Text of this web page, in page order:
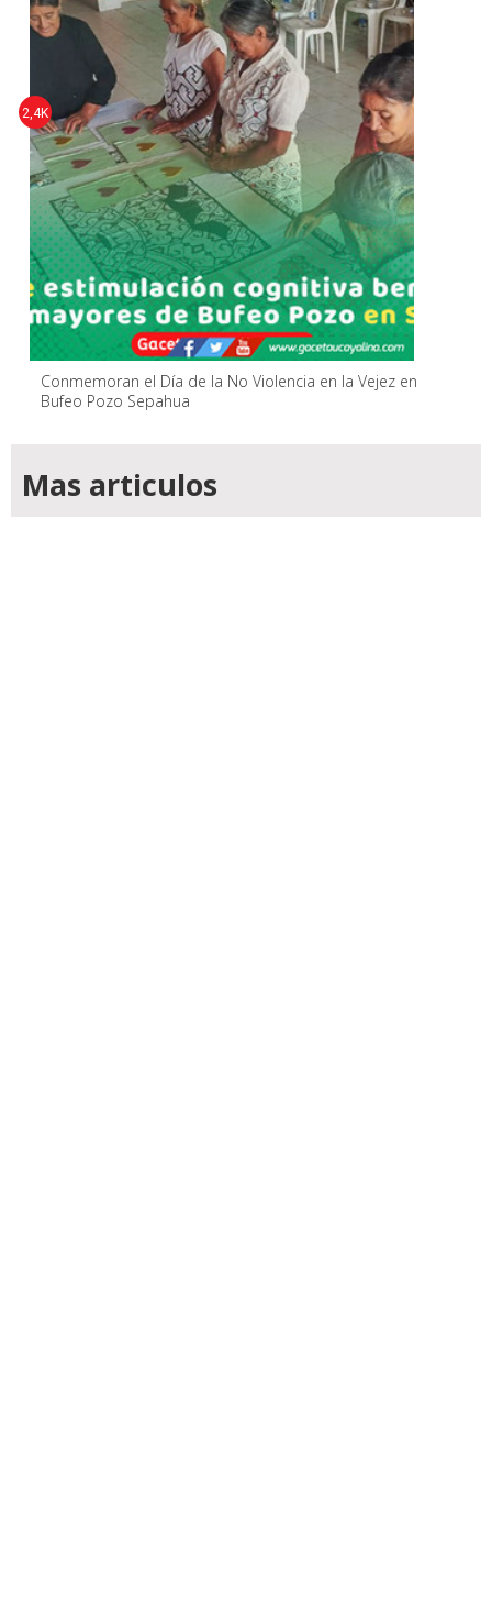
Conmemoran el Día de la No Violencia en la Vejez en
Bufeo Pozo Sepahua
2,4K
Mas articulos